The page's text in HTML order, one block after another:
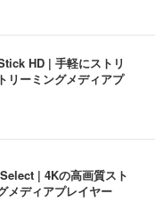
HD | 手軽にストリ
リーミングメディアプ
| 4Kの高画質スト
メディアプレイヤー